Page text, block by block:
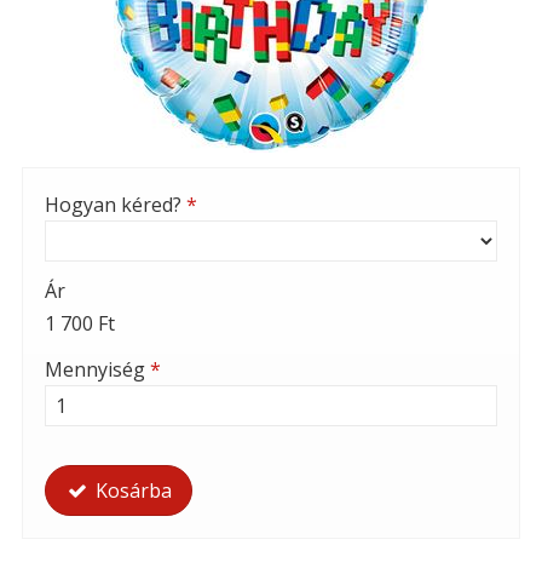
Hogyan kéred? *
Ár
1 700 Ft
Mennyiség*
Kosárba